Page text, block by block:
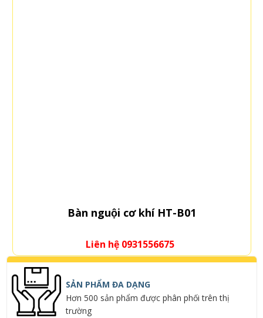
Bàn nguội cơ khí
SẢN PHẨM ĐA DẠNG
Hơn 500 sản phẩm được phân phối trên thị
trường